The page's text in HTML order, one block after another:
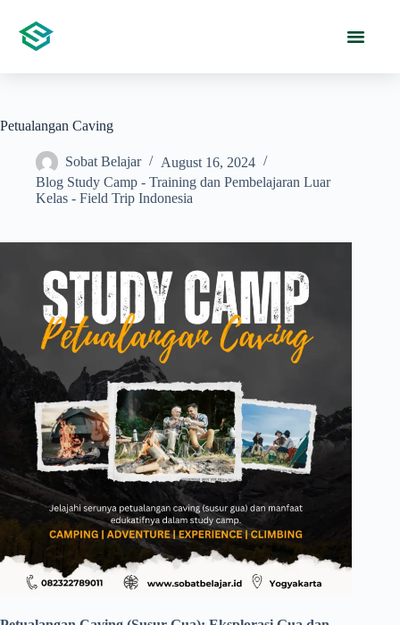
Petualangan Caving
Sobat Belajar
August 16, 2024
Blog Study Camp - Training dan Pembelajaran Luar
Kelas - Field Trip Indonesia